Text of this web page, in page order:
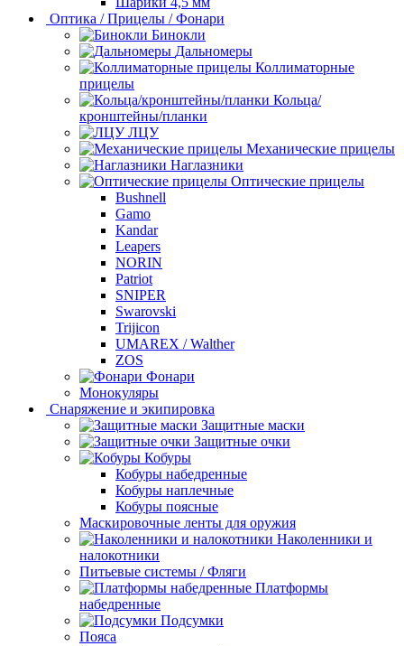
Оптика / Прицелы / Фонари
Бинокли
Дальномеры
Коллиматорные
прицелы
Кольца/
кронштейны/планки
ЛЦУ
Механические прицелы
Наглазники
Оптические прицелы
Bushnell
Gamo
Kandar
Leapers
NORIN
Patriot
SNIPER
Swarovski
Trijicon
UMAREX / Walther
ZOS
Фонари
Монокуляры
Снаряжение и экипировка
Защитные маски
Защитные очки
Кобуры
Кобуры набедренные
Кобуры наплечные
Кобуры поясные
Маскировочные ленты для оружия
Наколенники и
налокотники
Питьевые системы / Фляги
Платформы
набедренные
Подсумки
Пояса